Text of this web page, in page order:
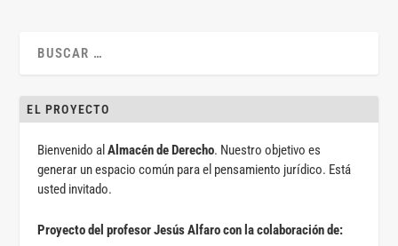
EL PROYECTO
Bienvenido alAlmacén de Derecho. Nuestro objetivo es
generar un espacio común para el pensamiento jurídico. Está
usted invitado.
Proyecto del profesor Jesús Alfaro con la colaboración de: